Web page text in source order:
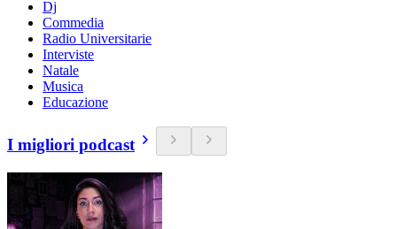
Dj
Commedia
Radio Universitarie
Interviste
Natale
Musica
Educazione
I migliori podcast